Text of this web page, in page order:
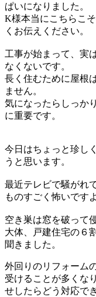
ぱいになりました。
K様本当にこちらこ
くお伝えください。
工事が始まって、実
なくないです。
長く住むために屋根
ません。
気になったらしっか
に重要です。
今日はちょっと珍し
うと思います。
最近テレビで騒がれ
ものすごく怖いです
空き巣は窓を破って
大体、戸建住宅の６
聞きました。
外回りのリフォーム
受けることが多くな
せしたらどう対応で